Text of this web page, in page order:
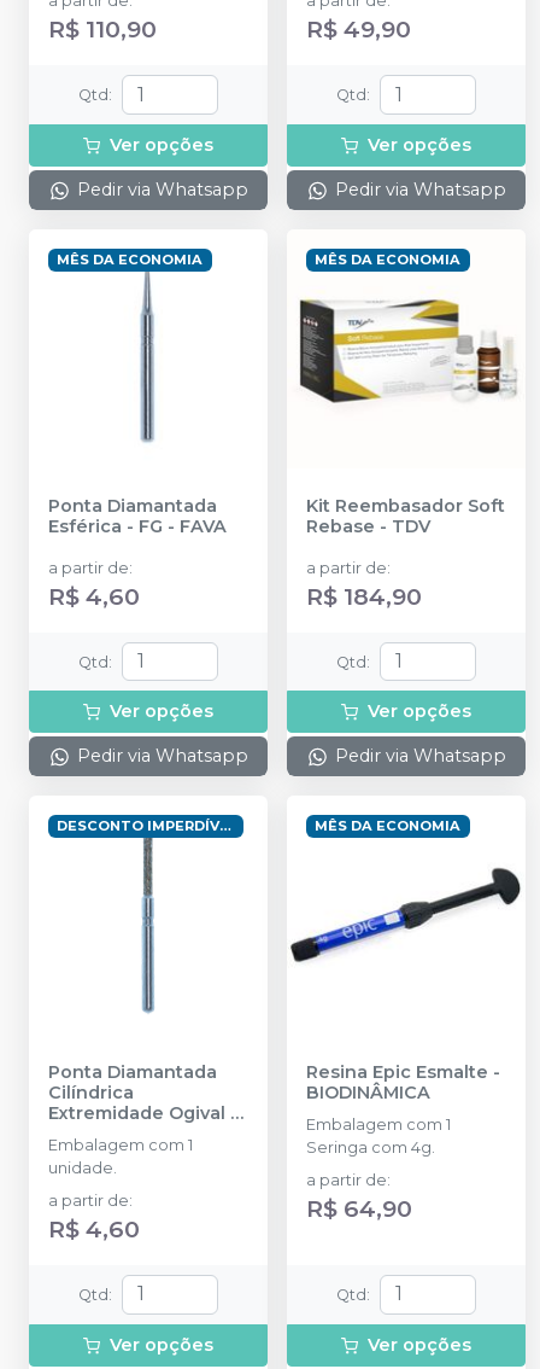
R$ 110,90
Qtd :
Ver opções
Pedir via Whatsapp
R$ 49,90
Qtd :
Ver opções
Pedir via Whatsapp
MÊS DA ECONOMIA
Ponta Diamantada
Esférica - FG - FAVA
a partir de:
R$ 4,60
Qtd:
Ver opções
Pedir via Whatsapp
MÊS DA ECONOMIA
Kit Reembasador Soft
Rebase - TDV
a partir de:
R$ 184,90
Qtd:
Ver opções
Pedir via Whatsapp
DESCONTO IMPERDÍVEL
Ponta Diamantada
Cilíndrica
Extremidade Ogival -
- FAVA
Embalagem com 1
unidade.
a partir de:
R$ 4,60
Qtd :
Ver opções
MÊS DA ECONOMIA
Resina Epic Esmalte -
BIODINÂMICA
Embalagem com 1
Seringa com 4g.
a partir de:
R$ 64,90
Qtd :
Ver opções